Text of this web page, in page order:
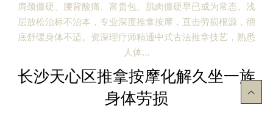
肩颈僵硬、腰背酸痛、富贵包、肌肉僵硬早已成为常态。浅
层放松治标不治本，专业深度推拿按摩，直击劳损根源，彻
底舒缓身体不适。资深理疗师精通中式古法推拿技艺，熟悉
人体…
长沙天心区推拿按摩化解久坐一族
身体劳损